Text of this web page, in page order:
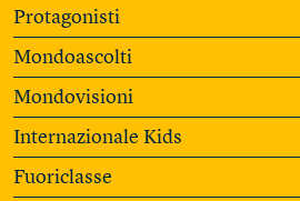
Protagonisti
Mondoascolti
Mondovisioni
Internazionale Kids
Fuoriclasse